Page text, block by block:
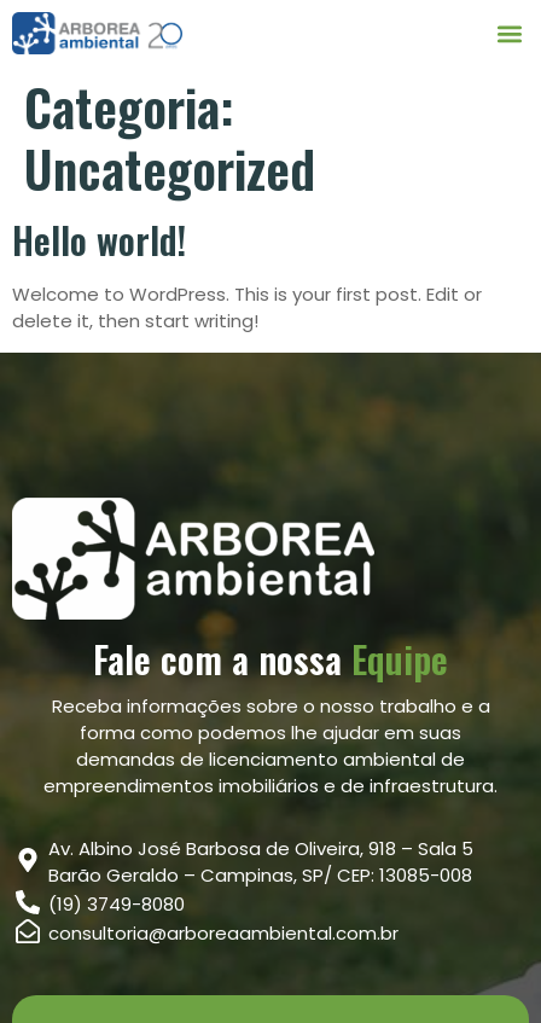
Categoria:
Uncategorized
Hello world!
Welcome to WordPress. This is your first post. Edit or
delete it, then start writing!
Fale com a nossa Equipe
Receba informações sobre o nosso trabalho e a
forma como podemos lhe ajudar em suas
demandas de licenciamento ambiental de
empreendimentos imobiliários e de infraestrutura.
Av. Albino José Barbosa de Oliveira, 918 – Sala 5
Barão Geraldo – Campinas, SP/ CEP: 13085-008
(19) 3749-8080
consultoria@arboreaambiental.com.br